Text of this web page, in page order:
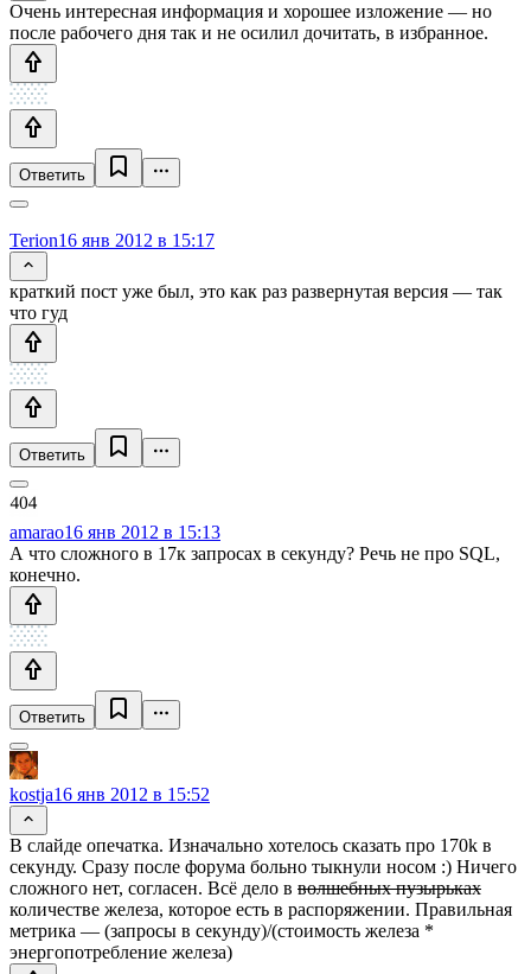
Очень интересная информация и хорошее изложение — но
после рабочего дня так и не осилил дочитать, в избранное.
Ответить
Terion16 янв 2012 в 15:17
краткий пост уже был, это как раз развернутая версия — так
что гуд
Ответить
amarao16 янв 2012 в 15:13
А что сложного в 17к запросах в секунду? Речь не про SQL,
конечно.
Ответить
kostja16 янв 2012 в 15:52
В слайде опечатка. Изначально хотелось сказать про 170k в
секунду. Сразу после форума больно тыкнули носом :) Ничего
сложного нет, согласен. Всё дело в волшебных пузырьках
количестве железа, которое есть в распоряжении. Правильная
метрика — (запросы в секунду)/(стоимость железа *
энергопотребление железа)